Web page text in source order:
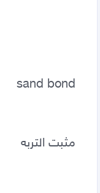
sand bond
مثبت التربه